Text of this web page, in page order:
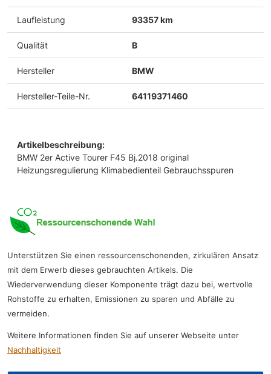
Laufleistung 93357 km
Qualität B
Hersteller BMW
Hersteller-Teile-Nr. 64119371460
Artikelbeschreibung:
BMW 2er Active Tourer F45 Bj.2018 original
Heizungsregulierung Klimabedienteil Gebrauchsspuren
Unterstützen Sie einen ressourcenschonenden, zirkulären Ansatz
mit dem Erwerb dieses gebrauchten Artikels. Die
Wiederverwendung dieser Komponente trägt dazu bei, wertvolle
Rohstoffe zu erhalten, Emissionen zu sparen und Abfälle zu
vermeiden.
Weitere Informationen finden Sie auf unserer Webseite unter
Nachhaltigkeit